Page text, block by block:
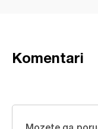
Komentari